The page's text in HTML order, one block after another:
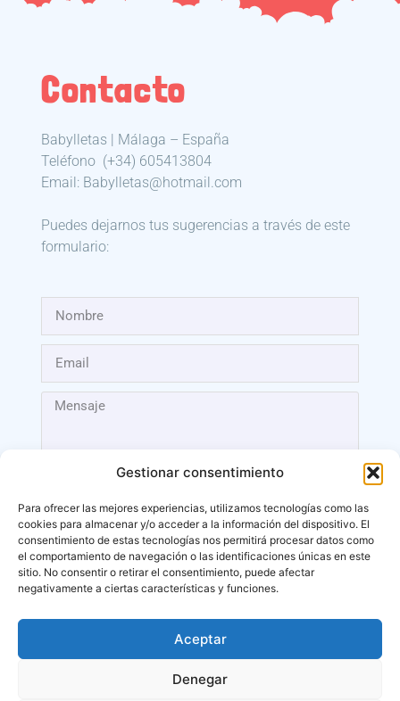
Gestionar consentimiento
Para ofrecer las mejores experiencias, utilizamos tecnologías como las
cookies para almacenar y/o acceder a la información del dispositivo. El
consentimiento de estas tecnologías nos permitirá procesar datos como
el comportamiento de navegación o las identificaciones únicas en este
sitio. No consentir o retirar el consentimiento, puede afectar
negativamente a ciertas características y funciones.
Aceptar
Denegar
Contacto
Babylletas | Málaga – España
Teléfono (+34) 605413804
Email: Babylletas@hotmail.com
Puedes dejarnos tus sugerencias a través de este
formulario:
Enviar
Málaga